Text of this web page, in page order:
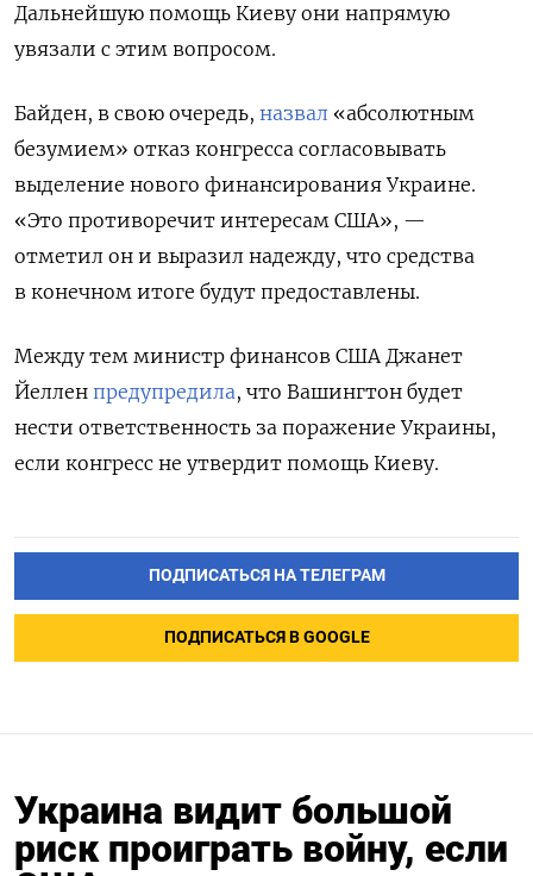
Дальнейшую помощь Киеву они напрямую
увязали с этим вопросом.
Байден, в свою очередь, назвал «абсолютным
безумием» отказ конгресса согласовывать
выделение нового финансирования Украине.
«Это противоречит интересам США», —
отметил он и выразил надежду, что средства
в конечном итоге будут предоставлены.
Между тем министр финансов США Джанет
Йеллен предупредила, что Вашингтон будет
нести ответственность за поражение Украины,
если конгресс не утвердит помощь Киеву.
ПОДПИСАТЬСЯ НА ТЕЛЕГРАМ
ПОДПИСАТЬСЯ В GOOGLE
Украина видит большой
риск проиграть войну, если